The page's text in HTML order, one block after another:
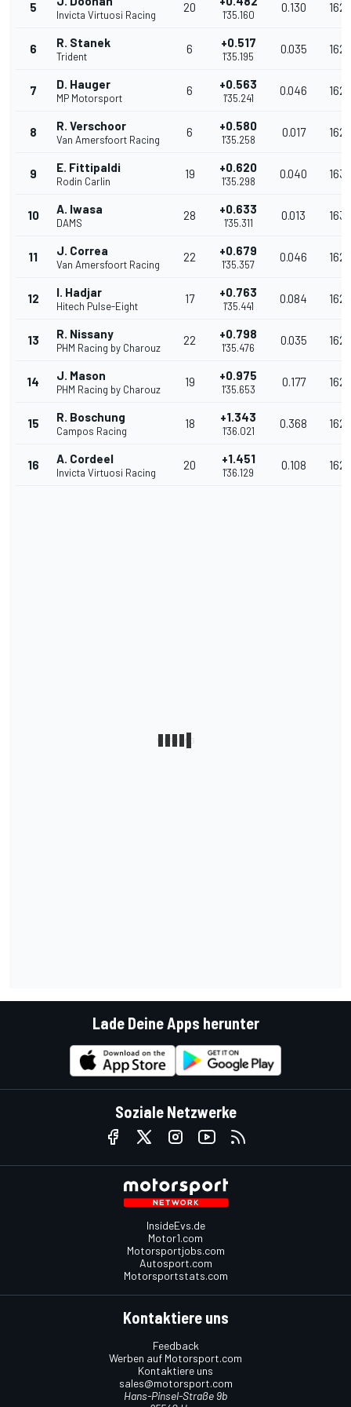
5
Invicta Virtuosi Racing
20
1'35.160
0.130
6 R. Stanek
Trident
6 +0.517
1'35.195
0.035
7 D. Hauger
MP Motorsport
6 +0.563
1'35.241
0.046
8 R. Verschoor
Van Amersfoort Racing
6 +0.580
1'35.258
0.017
9 E. Fittipaldi
Rodin Carlin
19 +0.620
1'35.298
0.040
10 A. Iwasa
DAMS
28 +0.633
1'35.311
0.013
11 J. Correa
Van Amersfoort Racing
22 +0.679
1'35.357
0.046
12 I. Hadjar
Hitech Pulse-Eight
17 +0.763
1'35.441
0.084
13 R. Nissany
PHM Racing by Charouz
22 +0.798
1'35.476
0.035
14 J. Mason
PHM Racing by Charouz
19 +0.975
1'35.653
0.177
15 R. Boschung
Campos Racing
18 +1.343
1'36.021
0.368
16 A. Cordeel
Invicta Virtuosi Racing
20 +1.451
1'36.129
0.108
Lade Deine Apps herunter
Soziale Netzwerke
InsideEvs.de
Motor1.com
Motorsportjobs.com
Autosport.com
Motorsportstats.com
Kontaktiere uns
Feedback
Werben auf Motorsport.com
Kontaktiere uns
sales@motorsport.com
Hans-Pinsel-Straße 9b